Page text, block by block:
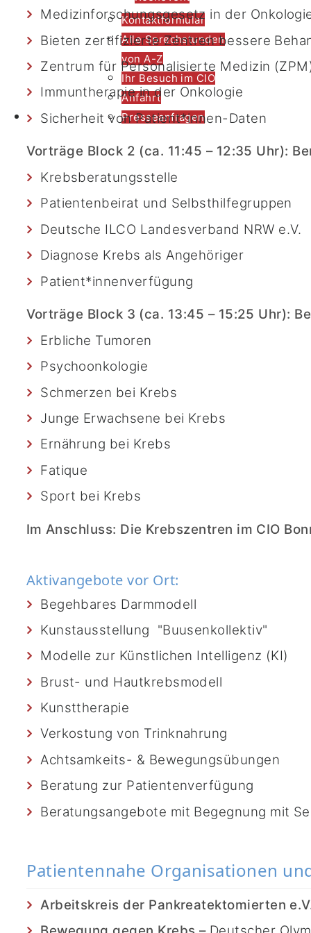
Kontakt
Kontaktformular
Alle Sprechstunden
von A-Z
Ihr Besuch im CIO
Anfahrt
Presseanfragen
Medizinforschungsgesetz in der
Bieten zertifizierte Zentren bessere
Zentrum für Personalisierte Medizin
Immuntherapie in der Onkologie
Sicherheit von Patient*innen-Daten
Vorträge Block 2 (ca. 11:45 – 12:35 Uhr):
Krebsberatungsstelle
Patientenbeirat und Selbsthilfegruppen
Deutsche ILCO Landesverband NRW e.V.
Diagnose Krebs als Angehöriger
Patient*innenverfügung
Vorträge Block 3 (ca. 13:45 – 15:25 Uhr):
Erbliche Tumoren
Psychoonkologie
Schmerzen bei Krebs
Junge Erwachsene bei Krebs
Ernährung bei Krebs
Fatique
Sport bei Krebs
Im Anschluss: Die Krebszentren im CIO
Aktivangebote vor Ort:
Begehbares Darmmodell
Kunstausstellung "Buusenkollektiv"
Modelle zur Künstlichen Intelligenz (KI)
Brust- und Hautkrebsmodell
Kunsttherapie
Verkostung von Trinknahrung
Achtsamkeits- & Bewegungsübungen
Beratung zur Patientenverfügung
Beratungsangebote mit Begegnung mit
Patientennahe Organisationen
Arbeitskreis der Pankreatektomierten